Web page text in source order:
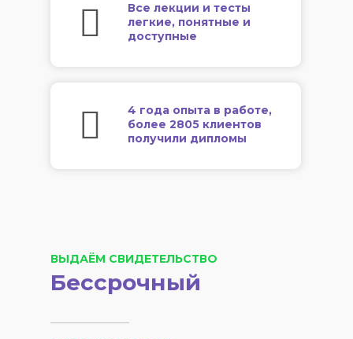
Все лекции и тесты
легкие, понятные и
доступные
4 года опыта в работе,
более 2805 клиентов
получили дипломы
ВЫДАЁМ СВИДЕТЕЛЬСТВО
Бессрочный